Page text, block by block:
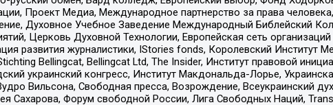
Проект Медиа, Международное партнерство за права
Духовное Учебное Заведение Международный Библейский
Церковь Духовной Технологии, Европейская сеть
развития журналистики, IStories fonds, Королевский
Bellingcat, Bellingcat Ltd, The Insider, Институт правовой
украинский конгресс, Институт Макдональда-Лорье,
Вильсона, Свободная пресса, Возрождение, Всеукраинский
Сахарова, Форум свободной России, Лига Свободных Наций,